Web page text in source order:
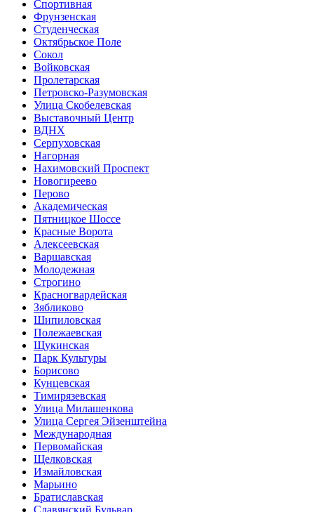
Спортивная
Фрунзенская
Студенческая
Октябрьское Поле
Сокол
Войковская
Пролетарская
Петровско-Разумовская
Улица Скобелевская
Выставочный Центр
ВДНХ
Серпуховская
Нагорная
Нахимовский Проспект
Новогиреево
Перово
Академическая
Пятницкое Шоссе
Красные Ворота
Алексеевская
Варшавская
Молодежная
Строгино
Красногвардейская
Зябликово
Шипиловская
Полежаевская
Щукинская
Парк Культуры
Борисово
Кунцевская
Тимирязевская
Улица Милашенкова
Улица Сергея Эйзенштейна
Международная
Первомайская
Щелковская
Измайловская
Марьино
Братиславская
Славянский Бульвар